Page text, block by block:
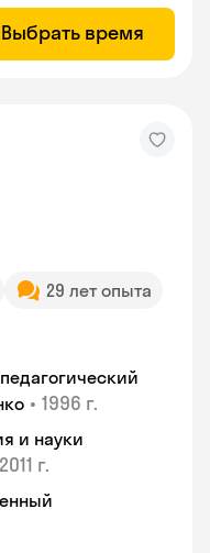
Выбрать время
29 лет опыта
• 1996 г.
и науки
2011 г.